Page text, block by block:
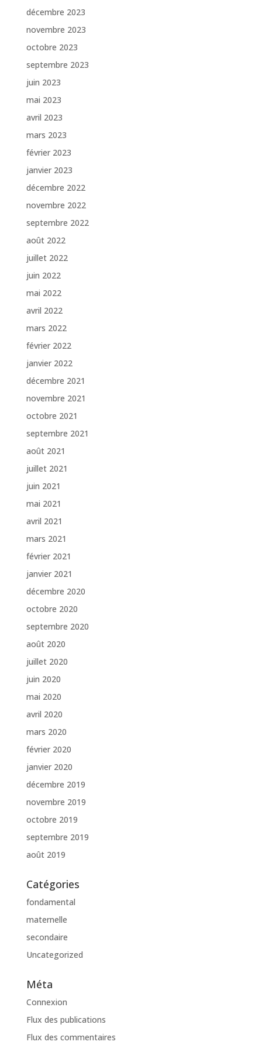
décembre 2023
novembre 2023
octobre 2023
septembre 2023
juin 2023
mai 2023
avril 2023
mars 2023
février 2023
janvier 2023
décembre 2022
novembre 2022
septembre 2022
août 2022
juillet 2022
juin 2022
mai 2022
avril 2022
mars 2022
février 2022
janvier 2022
décembre 2021
novembre 2021
octobre 2021
septembre 2021
août 2021
juillet 2021
juin 2021
mai 2021
avril 2021
mars 2021
février 2021
janvier 2021
décembre 2020
octobre 2020
septembre 2020
août 2020
juillet 2020
juin 2020
mai 2020
avril 2020
mars 2020
février 2020
janvier 2020
décembre 2019
novembre 2019
octobre 2019
septembre 2019
août 2019
Catégories
fondamental
maternelle
secondaire
Uncategorized
Méta
Connexion
Flux des publications
Flux des commentaires